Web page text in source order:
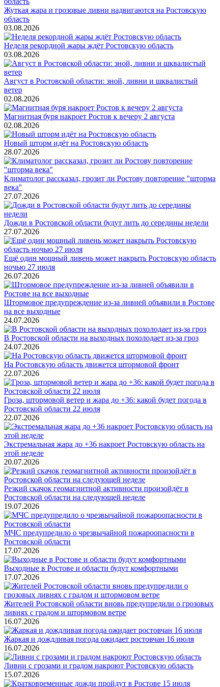
Жуткая жара и грозовые ливни надвигаются на Ростовскую
область
03.08.2026
Неделя рекордной жары ждёт Ростовскую область
03.08.2026
Август в Ростовской области: зной, ливни и шквалистый
ветер
02.08.2026
Магнитная буря накроет Ростов к вечеру 2 августа
02.08.2026
Новый шторм идёт на Ростовскую область
28.07.2026
Климатолог рассказал, грозит ли Ростову повторение "шторма
века"
27.07.2026
Дожди в Ростовской области будут лить до середины недели
27.07.2026
Ещё один мощный ливень может накрыть Ростовскую область
ночью 27 июля
26.07.2026
Штормовое предупреждение из-за ливней объявили в Ростове
на все выходные
24.07.2026
В Ростовской области на выходных похолодает из-за гроз
24.07.2026
На Ростовскую область движется штормовой фронт
22.07.2026
Гроза, штормовой ветер и жара до +36: какой будет погода в
Ростовской области 22 июля
22.07.2026
Экстремальная жара до +36 накроет Ростовскую область на
этой неделе
20.07.2026
Резкий скачок геомагнитной активности произойдёт в
Ростовской области на следующей неделе
19.07.2026
МЧС предупредило о чрезвычайной пожароопасности в
Ростовской области
17.07.2026
Выходные в Ростове и области будут комфортными
17.07.2026
Жителей Ростовской области вновь предупредили о грозовых
ливнях с градом и штормовом ветре
16.07.2026
Жаркая и дождливая погода ожидает ростовчан 16 июля
16.07.2026
Ливни с грозами и градом накроют Ростовскую область
15.07.2026